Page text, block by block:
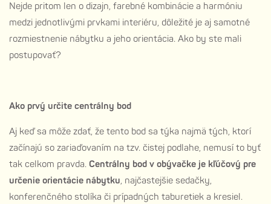
Nejde pritom len o dizajn, farebné kombinácie a harmóniu
medzi jednotlivými prvkami interiéru, dôležité je aj samotné
rozmiestnenie nábytku a jeho orientácia. Ako by ste mali
postupovať?
Ako prvý určite centrálny bod
Aj keď sa môže zdať, že tento bod sa týka najmä tých, ktorí
začínajú so zariaďovaním na tzv. čistej podlahe, nemusí to byť
tak celkom pravda. Centrálny bod v obývačke je kľúčový pre
určenie orientácie nábytku, najčastejšie sedačky,
konferenčného stolíka či prípadných taburetiek a kresiel.